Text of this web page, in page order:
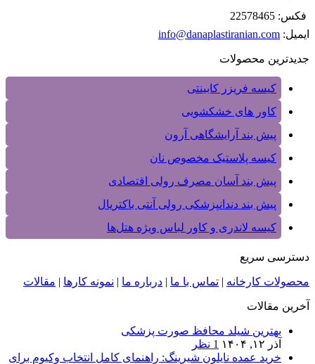
فکس: 22578465
ایمیل: info@danaplastiranian.com
جدیدترین محصولات
کیسه فریزر کابینتی
کاور های خشکشویی
پیش بند آرایشگاهی آرون
کیسه پلاستیک مخصوص نان
پیش بند آسان مصرف رولی اقتصادی
پیش بند دندانپزشکی رولی آنتی باکتریال
کیسه لاندری و کاور لباس ویژه هتل‌ها
دسترسی سریع
محصولات کارخانه | تماس با ما | درباره ما | نمونه کارها | مقالات
آخرین مقالات
بهترین شیلد محافظ صورت پزشکی
آذر ۱۲, ۱۴۰۴
1 نظر
خرید عمده نایلون شیرینگ: راهنمای کامل انتخاب وکیوم برای